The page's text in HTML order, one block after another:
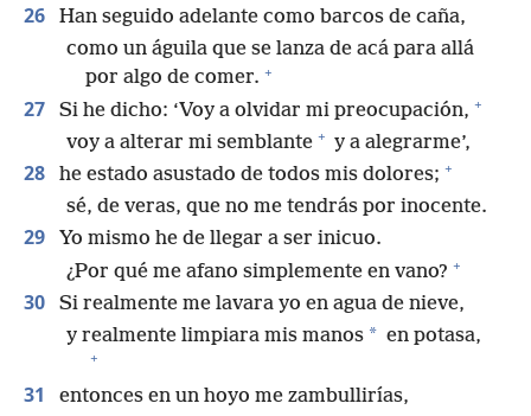
26
Han seguido adelante como barcos de caña,
como un águila que se lanza de acá para allá
por algo de comer. +
27 Si he dicho: ‘Voy a olvidar mi preocupación, +
voy a alterar mi semblante + y a alegrarme’,
28 he estado asustado de todos mis dolores; +
sé, de veras, que no me tendrás por inocente.
29
Yo mismo he de llegar a ser inicuo.
¿Por qué me afano simplemente en vano? +
30
Si realmente me lavara yo en agua de nieve,
y realmente limpiara mis manos * en potasa,
+
31
entonces en un hoyo me zambullirías,